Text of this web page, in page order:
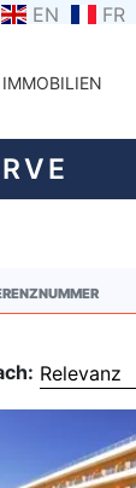
EN FR
IMMOBILIEN